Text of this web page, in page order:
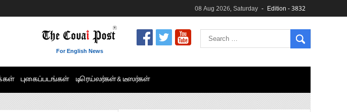
08 Aug 2026, Saturday Edition - 3832
For English News
புகைப்படங்கள் டிரெய்லர்கள் & டீஸர்கள்